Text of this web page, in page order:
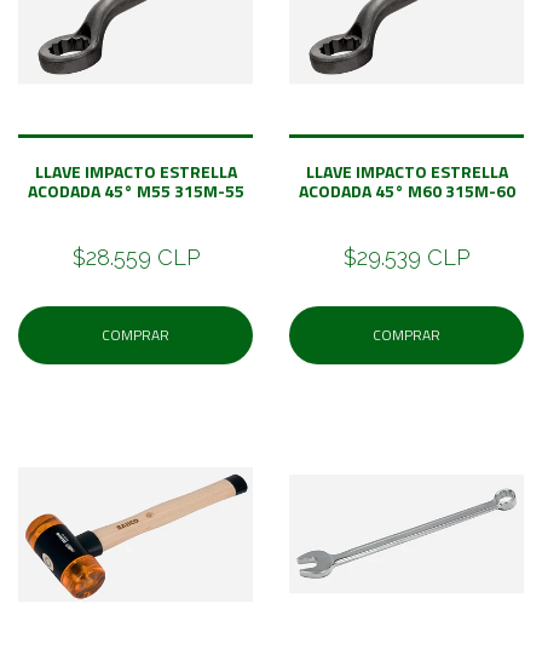
LLAVE IMPACTO ESTRELLA
ACODADA 45° M55 315M-55
$28.559 CLP
COMPRAR
LLAVE IMPACTO ESTRELLA
ACODADA 45° M60 315M-60
$29.539 CLP
COMPRAR